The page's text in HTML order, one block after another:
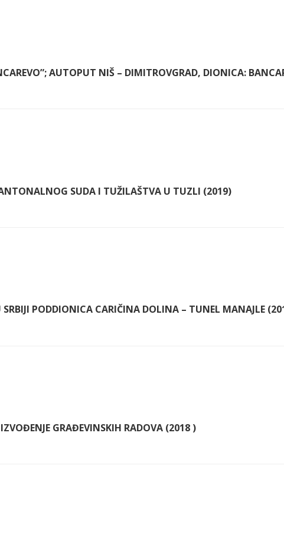
AUTOPUT NIŠ – DIMITROVGRAD, DIONICA:
SUDA I TUŽILAŠTVA U TUZLI (2019)
PODDIONICA CARIČINA DOLINA – TUNEL MANAJLE
GRAĐEVINSKIH RADOVA (2018 )